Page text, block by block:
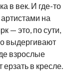
в век. И где-то
на
— это, по сути,
выдергивают
взрослые
в кресле.